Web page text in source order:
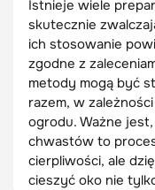
Istnieje wiele
skutecznie
ich stosowanie
zgodne z
metody mogą być
razem, w
ogrodu. Ważne
chwastów to
cierpliwości, ale
cieszyć oko nie